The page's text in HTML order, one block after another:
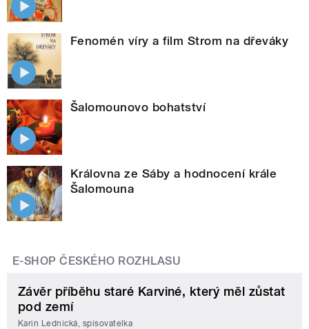
Fenomén víry a film Strom na dřeváky
Šalomounovo bohatství
Královna ze Sáby a hodnocení krále
Šalomouna
E-SHOP ČESKÉHO ROZHLASU
Závěr příběhu staré Karviné, který měl zůstat
pod zemí
Karin Lednická, spisovatelka